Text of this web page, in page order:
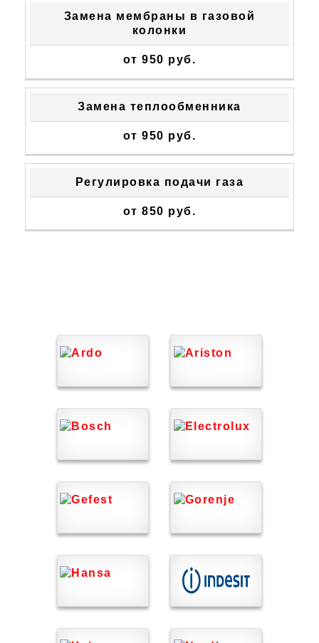
Замена мембраны в газовой
колонки
от 950 руб.
Замена теплообменника
от 950 руб.
Регулировка подачи газа
от 850 руб.